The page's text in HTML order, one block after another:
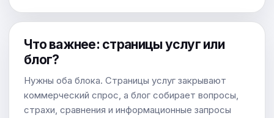
Что важнее: страницы услуг или
блог?
Нужны оба блока. Страницы услуг закрывают
коммерческий спрос, а блог собирает вопросы,
страхи, сравнения и информационные запросы